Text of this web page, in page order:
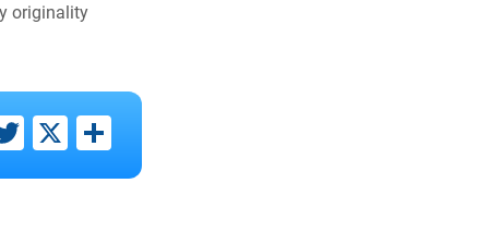
originality
Twitter
X